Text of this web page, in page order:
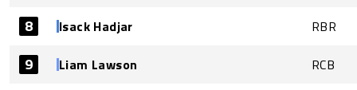
8 Isack Hadjar RBR
9 Liam Lawson RCB